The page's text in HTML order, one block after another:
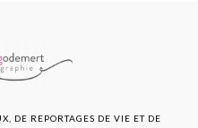
DE REPORTAGES DE VIE ET DE